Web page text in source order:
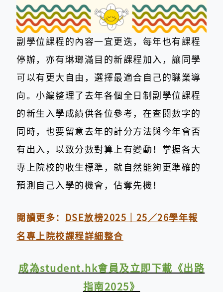
副學位課程的內容一宜更迭，每年也有課程
停辦，亦有琳瑯滿目的新課程加入，讓同學
可以有更大自由，選擇最適合自己的職業導
向。小編整理了去年各個全日制副學位課程
的新生入學成績供各位參考，在查閱數字的
同時，也要留意去年的計分方法與今年會否
有出入，以致分數對算上有變動！掌握各大
專上院校的收生標準，就自然能夠更準確的
預測自己入學的機會，佔奪先機！
閱讀更多： DSE放榜2025｜25／26學年報
名專上院校課程詳細整合
成為student.hk會員及立即下載《出路
指南2025》